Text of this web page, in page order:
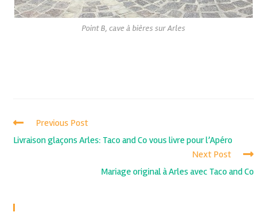
Point B, cave à bières sur Arles
Previous Post
Livraison glaçons Arles: Taco and Co vous livre pour l’Apéro
Next Post
Mariage original à Arles avec Taco and Co